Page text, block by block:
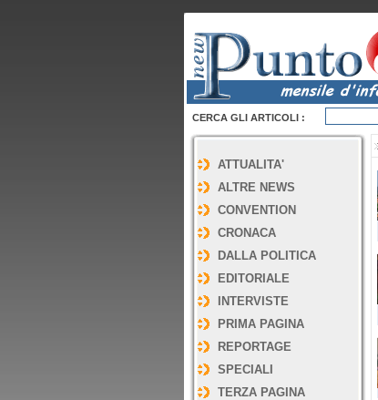
CERCA GLI ARTICOLI :
ATTUALITA'
ALTRE NEWS
CONVENTION
CRONACA
DALLA POLITICA
EDITORIALE
INTERVISTE
PRIMA PAGINA
REPORTAGE
SPECIALI
TERZA PAGINA